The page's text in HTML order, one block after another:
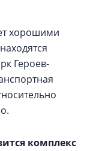
хорошими
Героев-
комплекс